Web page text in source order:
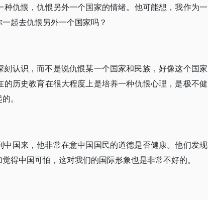
仇恨，仇恨另外一个国家的情绪。他可能想，我作为一
起去仇恨另外一个国家吗？
认识，而不是说仇恨某一个国家和民族，好像这个国家
历史教育在很大程度上是培养一种仇恨心理，是极不健
。
国来，他非常在意中国国民的道德是否健康。他们发现
得中国可怕，这对我们的国际形象也是非常不好的。